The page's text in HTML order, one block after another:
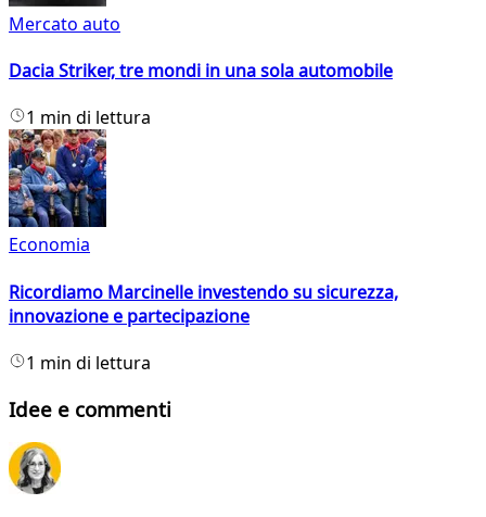
Mercato auto
Dacia Striker, tre mondi in una sola automobile
1 min di lettura
Economia
Ricordiamo Marcinelle investendo su sicurezza,
innovazione e partecipazione
1 min di lettura
Idee e commenti